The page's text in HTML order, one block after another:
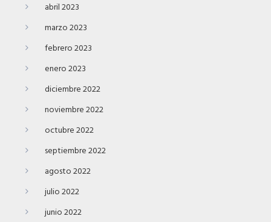
abril 2023
marzo 2023
febrero 2023
enero 2023
diciembre 2022
noviembre 2022
octubre 2022
septiembre 2022
agosto 2022
julio 2022
junio 2022